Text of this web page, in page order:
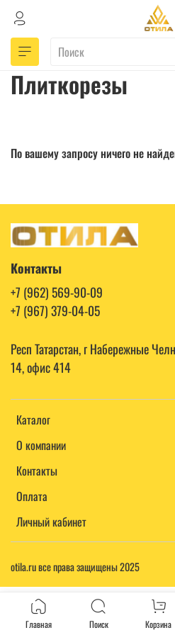
Плиткорезы
По вашему запросу ничего не
Каталог
О компании
Контакты
Оплата
Личный кабинет
Контакты
+7 (962) 569-90-09
+7 (967) 379-04-05
Респ Татарстан, г Набережные
14, офис 414
otila.ru все права защищены 2025
Главная Поиск Корзина